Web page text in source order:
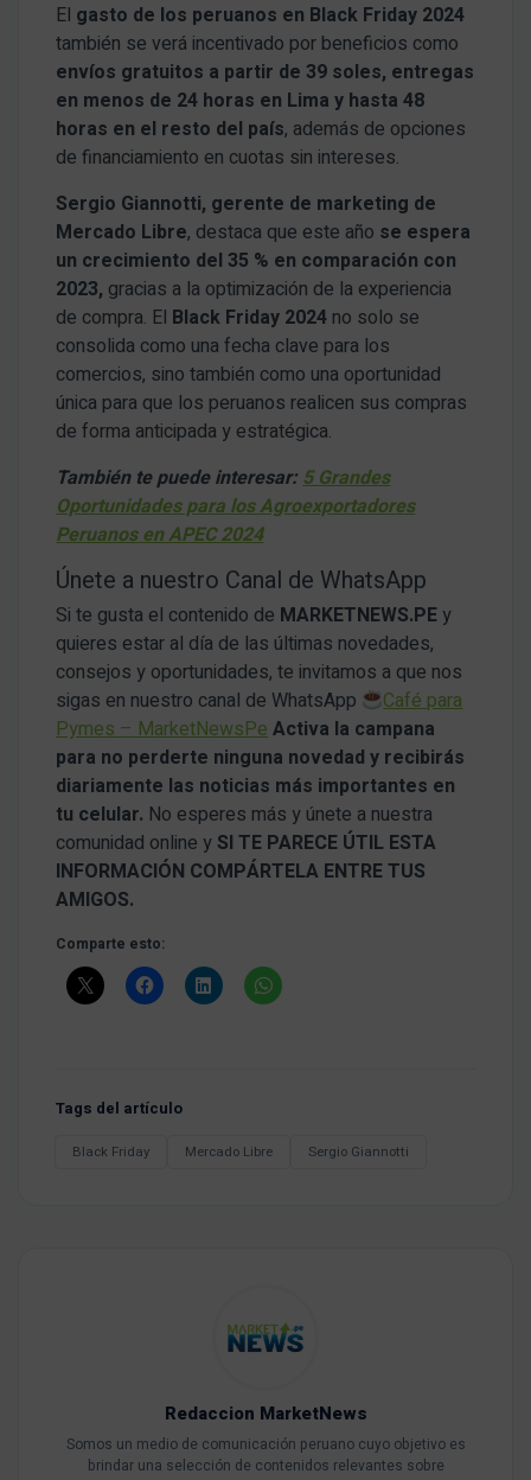
El gasto de los peruanos en Black Friday 2024
también se verá incentivado por beneficios como
envíos gratuitos a partir de 39 soles, entregas
en menos de 24 horas en Lima y hasta 48
horas en el resto del país, además de opciones
de financiamiento en cuotas sin intereses.
Sergio Giannotti, gerente de marketing de
Mercado Libre, destaca que este año se espera
un crecimiento del 35 % en comparación con
2023, gracias a la optimización de la experiencia
de compra. El Black Friday 2024 no solo se
consolida como una fecha clave para los
comercios, sino también como una oportunidad
única para que los peruanos realicen sus compras
de forma anticipada y estratégica.
También te puede interesar:5 Grandes
Oportunidades para los Agroexportadores
Peruanos en APEC 2024
Únete a nuestro Canal de WhatsApp
Si te gusta el contenido de MARKETNEWS.PE y
quieres estar al día de las últimas novedades,
consejos y oportunidades, te invitamos a que nos
sigas en nuestro canal de WhatsApp
Café para
Pymes – MarketNewsPeActiva la campana
para no perderte ninguna novedad y recibirás
diariamente las noticias más importantes en
tu celular. No esperes más y únete a nuestra
comunidad online y SI TE PARECE ÚTIL ESTA
INFORMACIÓN COMPÁRTELA ENTRE TUS
AMIGOS.
Comparte esto:
Tags del artículo
Black Friday Mercado Libre Sergio Giannotti
Redaccion MarketNews
Somos un medio de comunicación peruano cuyo objetivo es
brindar una selección de contenidos relevantes sobre